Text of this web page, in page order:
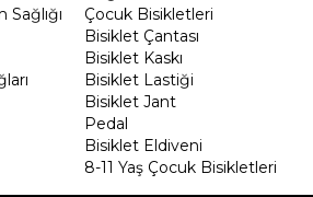
Çocuk Bisikletleri
Bisiklet Çantası
Bisiklet Kaskı
Bisiklet Lastiği
Bisiklet Jant
Pedal
Bisiklet Eldiveni
8-11 Yaş Çocuk Bisikletleri